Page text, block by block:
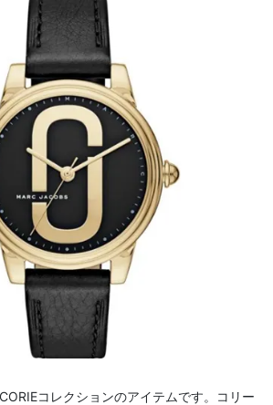
コレクションのアイテムです。コリー